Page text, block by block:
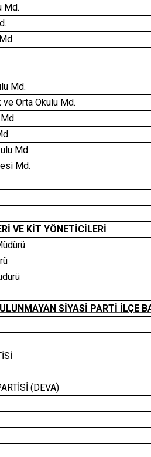
Md.
Md.
Orta Okulu Md.
Md.
Md.
VE KİT YÖNETİCİLERİ
SİYASİ PARTİ İLÇE
(DEVA)